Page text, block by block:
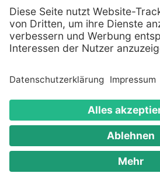
Alle genannten Produkte und
Warenzeichen der
Copyright © 2008 - 2026 Toys
Rechte